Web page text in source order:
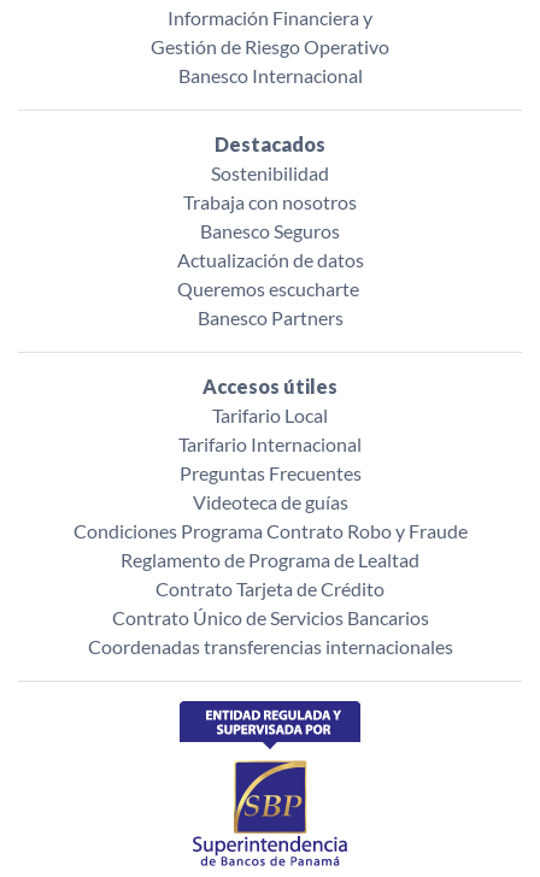
Información Financiera y
Gestión de Riesgo Operativo
Banesco Internacional
Destacados
Sostenibilidad
Trabaja con nosotros
Banesco Seguros
Actualización de datos
Queremos escucharte ‌
Banesco Partners
Accesos útiles
Tarifario Local
Tarifario Internacional
Preguntas Frecuentes
Videoteca de guías
Condiciones Programa Contrato Robo y Fraude
Reglamento de Programa de Lealtad
Contrato Tarjeta de Crédito
Contrato Único de Servicios Bancarios
Coordenadas transferencias internacionales